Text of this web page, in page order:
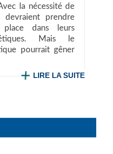
la nécessité de
devraient prendre
dans leurs
Mais le
pourrait gêner
LIRE LA SUITE